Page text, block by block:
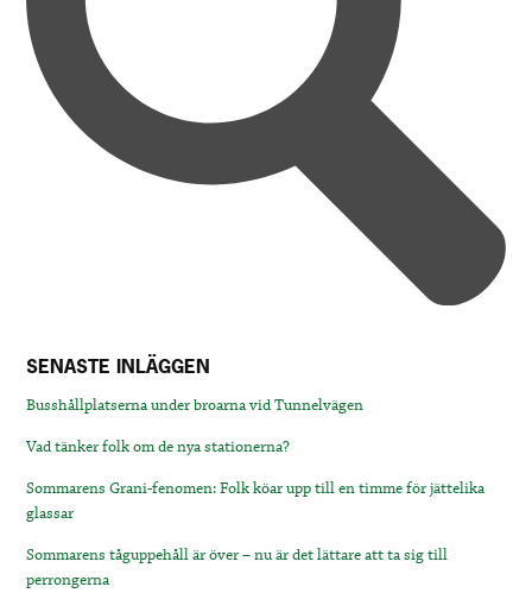
SENASTE INLÄGGEN
Busshållplatserna under broarna vid Tunnelvägen
Vad tänker folk om de nya stationerna?
Sommarens Grani-fenomen: Folk köar upp till en timme för jättelika
glassar
Sommarens tåguppehåll är över – nu är det lättare att ta sig till
perrongerna